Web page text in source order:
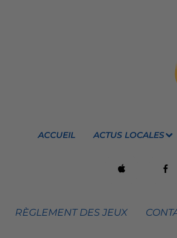
ACCUEIL ACTUS LOCALES
RÈGLEMENT DES JEUX